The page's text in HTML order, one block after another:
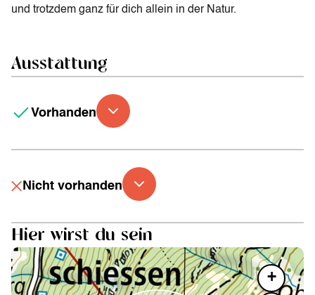
und trotzdem ganz für dich allein in der Natur.
Ausstattung
Vorhanden
Nicht vorhanden
Hier wirst du sein
+